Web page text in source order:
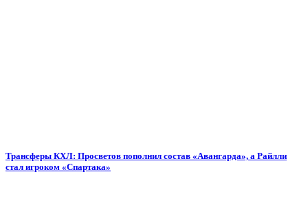
Трансферы КХЛ: Просветов пополнил состав «Авангарда», а Райлли
стал игроком «Спартака»